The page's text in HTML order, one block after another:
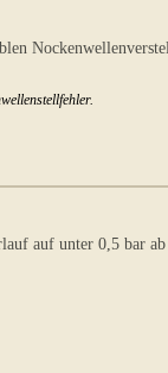
auf unter 0,5 bar